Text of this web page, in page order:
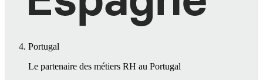
Portugal
Le partenaire des métiers RH au Portugal